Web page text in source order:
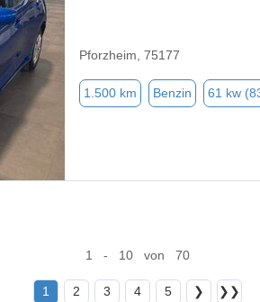
Pforzheim, 75177
1.500 km Benzin 61 kw
1 - 10 von 70
1 2 3 4 5 ❯ ❯❯